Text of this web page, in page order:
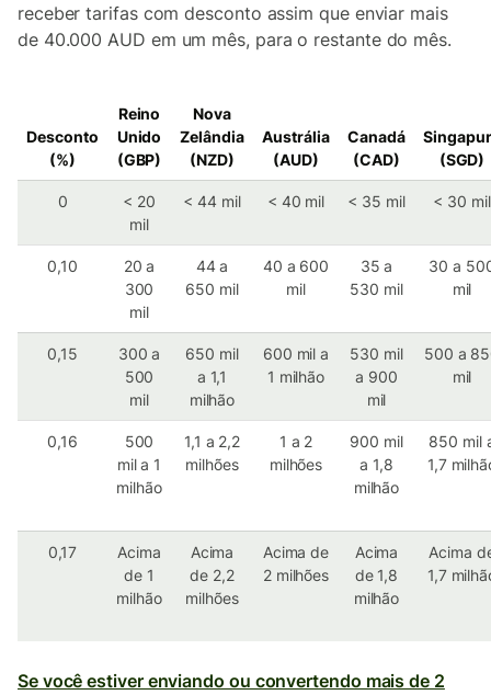
receber tarifas com desconto assim que enviar mais
de 40.000 AUD em um mês, para o restante do mês.
Desconto
(%)
Reino
Unido
(GBP)
Nova
Zelândia
(NZD)
Austrália
(AUD)
Canadá
(CAD)
(SGD)
0
< 20
mil
< 44 mil < 40 mil < 35 mil < 30 mil
0,10
20 a
300
mil
44 a
650 mil
40 a 600
mil
35 a
530 mil
30 a
mil
0,15
300 a
500
mil
650 mil
a 1,1
milhão
600 mil a
1 milhão
530 mil
a 900
mil
500 a
mil
0,16
500
mil a 1
milhão
1,1 a 2,2
milhões
1 a 2
milhões
900 mil
a 1,8
milhão
850 mil
1,7
0,17
Acima
de 1
milhão
Acima
de 2,2
milhões
Acima de
2 milhões
Acima
de 1,8
milhão
Acima
1,7
Se você estiver enviando ou convertendo mais de 2